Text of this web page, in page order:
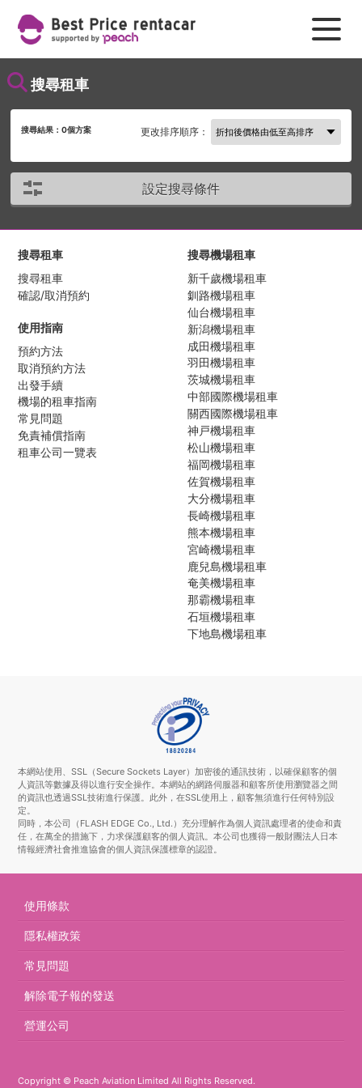
搜尋租車
搜尋結果：0個方案 更改排序順序：
設定搜尋條件
搜尋租車
搜尋租車
確認/取消預約
使用指南
預約方法
取消預約方法
出發手續
機場的租車指南
常見問題
免責補償指南
租車公司一覽表
搜尋機場租車
新千歲機場租車
釧路機場租車
仙台機場租車
新潟機場租車
成田機場租車
羽田機場租車
茨城機場租車
中部國際機場租車
關西國際機場租車
神戸機場租車
松山機場租車
福岡機場租車
佐賀機場租車
大分機場租車
長崎機場租車
熊本機場租車
宮崎機場租車
鹿兒島機場租車
奄美機場租車
那霸機場租車
石垣機場租車
下地島機場租車
本網站使用、SSL（Secure Sockets Layer）加密後的通訊技術，以確保顧客的個
人資訊等數據及得以進行安全操作。本網站的網路伺服器和顧客所使用瀏覽器之間
的資訊也透過SSL技術進行保護。此外，在SSL使用上，顧客無須進行任何特別設
定。
同時，本公司（FLASH EDGE Co., Ltd.）充分理解作為個人資訊處理者的使命和責
任，在萬全的措施下，力求保護顧客的個人資訊。本公司也獲得一般財團法人日本
情報經濟社會推進協會的個人資訊保護標章的認證。
使用條款
隱私權政策
常見問題
解除電子報的發送
營運公司
Copyright © Peach Aviation Limited All Rights Reserved.